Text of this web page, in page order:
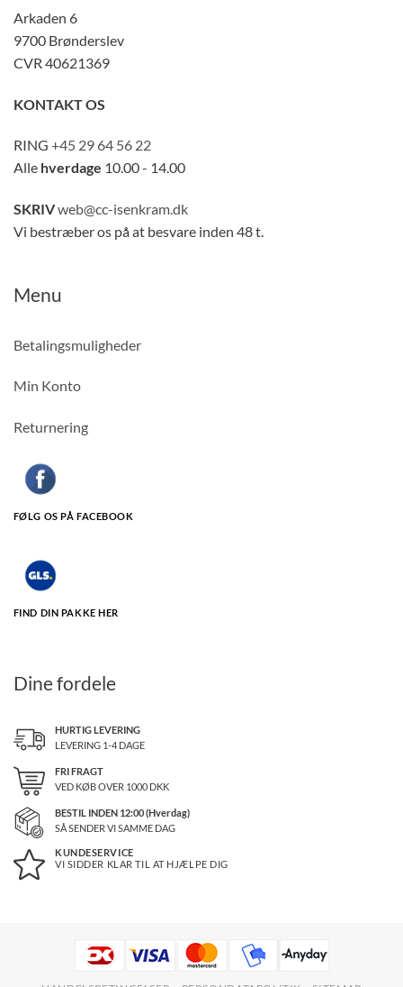
Arkaden 6
9700 Brønderslev
CVR 40621369
KONTAKT OS
RING +45 29 64 56 22
Alle hverdage 10.00 - 14.00
SKRIVweb@cc-isenkram.dk
Vi bestræber os på at besvare inden 48 t.
Menu
Betalingsmuligheder
Min Konto
Returnering
FØLG OS PÅ FACEBOOK
FIND DIN PAKKE HER
Dine fordele
HURTIG LEVERING
LEVERING 1-4 DAGE
FRI FRAGT
VED KØB OVER 1000DKK
BESTIL INDEN 12:00 (Hverdag)
SÅ SENDER VI SAMME DAG
KUNDESERVICE
VI SIDDER KLAR TIL AT HJÆLPE DIG